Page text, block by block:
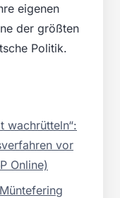
eigenen
der größten
Politik.
wachrütteln“:
vor
Online)